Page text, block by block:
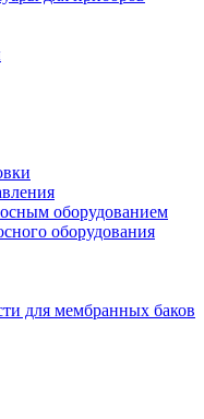
оборудованием
оборудования
для мембранных баков